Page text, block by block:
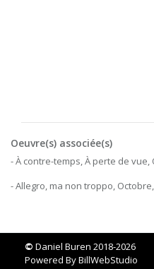
Oeuvre(s) associée(s)
- À contre-temps, À perte de vue,
- Allegro, ma non troppo,
© Daniel Buren 2018-2026
Powered ByBillWebStudio